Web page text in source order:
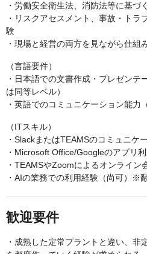
・労働安全衛生法、消防法等に基づ
・リスクアセスメント、事故・トラ
験
・現場と経営の両方を見ながら仕組
（言語要件）
・日本語での文書作成・プレゼンテ
は同等レベル）
・英語でのコミュニケーション能力
（ITスキル）
・SlackまたはTEAMSのコミュニケ
・Microsoft Office/Googleのアプリ
・TEAMSやZoomによるオンライン
・AIの業務での利用経験（尚可）※
歓迎要件
・成熟した定常プラントと違い、非